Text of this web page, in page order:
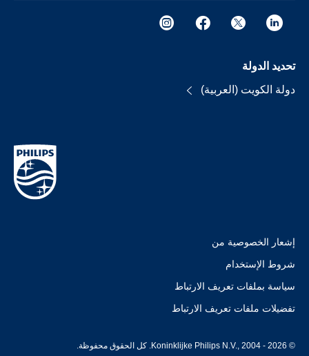
تحديد الدولة
دولة الكويت (العربية)
إشعار الخصوصية من
شروط الإستخدام
سياسة بملفات تعريف الارتباط
تفضيلات ملفات تعريف الارتباط
© Koninklijke Philips N.V., 2004 - 2026. كل الحقوق محفوظة.